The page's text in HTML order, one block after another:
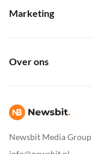
Newsbit Media Group
Marketing
Over ons